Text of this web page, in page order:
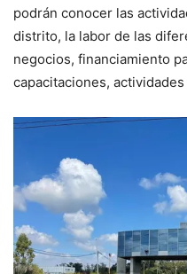
podrán conocer las
distrito, la labor de las
negocios, financiamiento
capacitaciones,